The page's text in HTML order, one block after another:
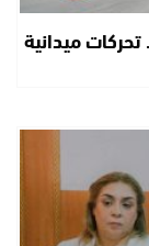
ميدانية